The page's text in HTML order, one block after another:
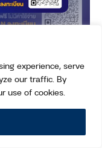
experience, serve
our traffic. By
use of cookies.
กสูตรอบรมเข้ม
ชั้น 17